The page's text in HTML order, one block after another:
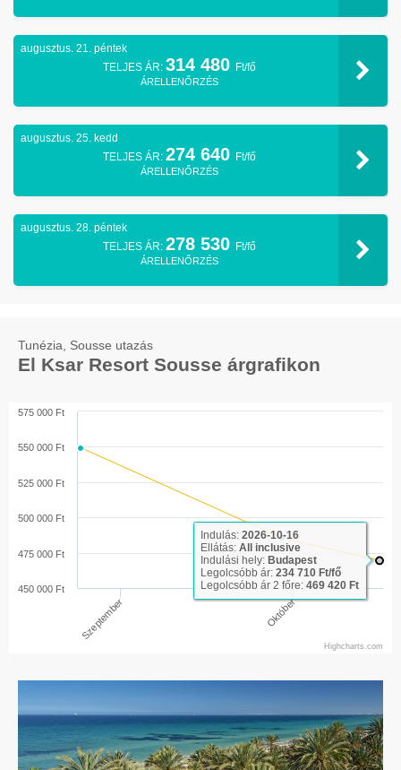
augusztus. 21. péntek
TELJES ÁR: 314 480 Ft/fő
ÁRELLENŐRZÉS
augusztus. 25. kedd
TELJES ÁR: 274 640 Ft/fő
ÁRELLENŐRZÉS
augusztus. 28. péntek
TELJES ÁR: 278 530 Ft/fő
ÁRELLENŐRZÉS
Tunézia, Sousse utazás
El Ksar Resort Sousse árgrafikon
Szeptember Október
450 000 Ft
475 000 Ft
500 000 Ft
525 000 Ft
550 000 Ft
575 000 Ft
Highcharts.com
Indulás: 2026-10-16
Ellátás: All inclusive
Indulási hely: Budapest
Legolcsóbb ár: 234 710 Ft/fő
Legolcsóbb ár 2 főre: 469 420 Ft